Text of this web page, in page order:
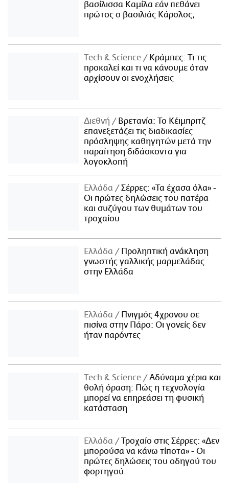
βασίλισσα Καμίλα εάν πεθάνει
πρώτος ο βασιλιάς Κάρολος;
Τech & Science
Κράμπες: Τι τις
προκαλεί και τι να κάνουμε όταν
αρχίσουν οι ενοχλήσεις
Διεθνή
Βρετανία: Το Κέιμπριτζ
επανεξετάζει τις διαδικασίες
πρόσληψης καθηγητών μετά την
παραίτηση διδάσκοντα για
λογοκλοπή
Ελλάδα
Σέρρες: «Τα έχασα όλα» -
Οι πρώτες δηλώσεις του πατέρα
και συζύγου των θυμάτων του
τροχαίου
Ελλάδα
Προληπτική ανάκληση
γνωστής γαλλικής μαρμελάδας
στην Ελλάδα
Ελλάδα
Πνιγμός 4χρονου σε
πισίνα στην Πάρο: Οι γονείς δεν
ήταν παρόντες
Τech & Science
Αδύναμα χέρια και
θολή όραση: Πώς η τεχνολογία
μπορεί να επηρεάσει τη φυσική
κατάσταση
Ελλάδα
Τροχαίο στις Σέρρες: «Δεν
μπορούσα να κάνω τίποτα» - Οι
πρώτες δηλώσεις του οδηγού του
φορτηγού